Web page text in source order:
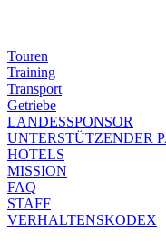
Touren
Training
Transport
Getriebe
LANDESSPONSOR
UNTERSTÜTZENDER
HOTELS
MISSION
FAQ
STAFF
VERHALTENSKODEX